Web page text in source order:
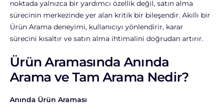
noktada yalnızca bir yardımcı özellik değil, satın alma
sürecinin merkezinde yer alan kritik bir bileşendir. Akıllı bir
Ürün Arama deneyimi, kullanıcıyı yönlendirir, karar
sürecini kısaltır ve satın alma ihtimalini doğrudan artırır.
Ürün Aramasında Anında
Arama ve Tam Arama Nedir?
Anında Ürün Araması